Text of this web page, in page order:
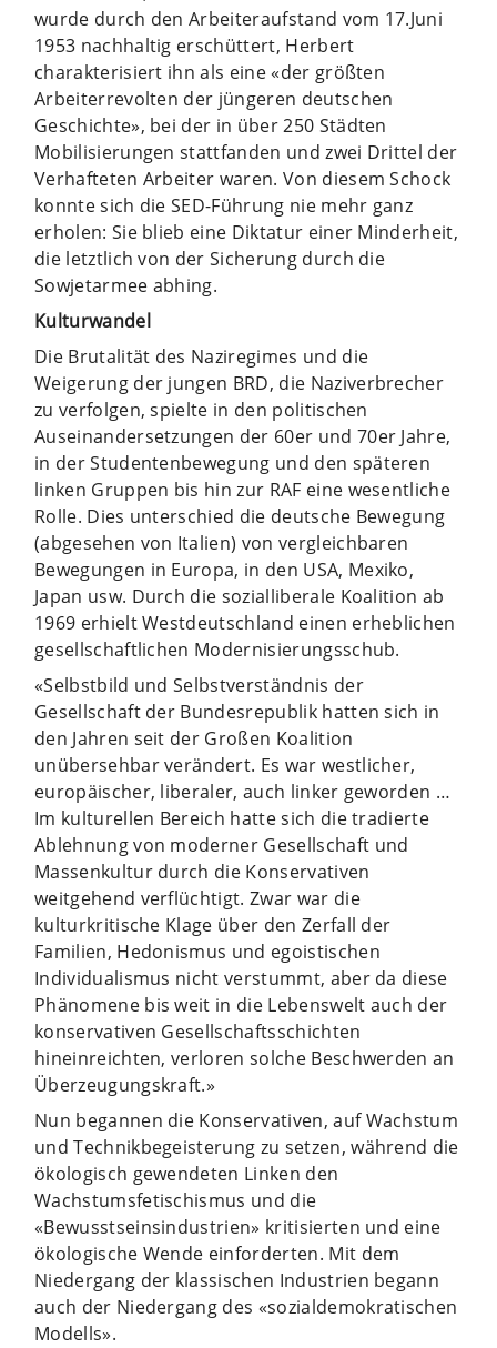
wurde durch den Arbeiteraufstand vom 17.Juni
1953 nachhaltig erschüttert, Herbert
charakterisiert ihn als eine «der größten
Arbeiterrevolten der jüngeren deutschen
Geschichte», bei der in über 250 Städten
Mobilisierungen stattfanden und zwei Drittel der
Verhafteten Arbeiter waren. Von diesem Schock
konnte sich die SED-Führung nie mehr ganz
erholen: Sie blieb eine Diktatur einer Minderheit,
die letztlich von der Sicherung durch die
Sowjetarmee abhing.
Kulturwandel
Die Brutalität des Naziregimes und die
Weigerung der jungen BRD, die Naziverbrecher
zu verfolgen, spielte in den politischen
Auseinandersetzungen der 60er und 70er Jahre,
in der Studentenbewegung und den späteren
linken Gruppen bis hin zur RAF eine wesentliche
Rolle. Dies unterschied die deutsche Bewegung
(abgesehen von Italien) von vergleichbaren
Bewegungen in Europa, in den USA, Mexiko,
Japan usw. Durch die sozialliberale Koalition ab
1969 erhielt Westdeutschland einen erheblichen
gesellschaftlichen Modernisierungsschub.
«Selbstbild und Selbstverständnis der
Gesellschaft der Bundesrepublik hatten sich in
den Jahren seit der Großen Koalition
unübersehbar verändert. Es war westlicher,
europäischer, liberaler, auch linker geworden …
Im kulturellen Bereich hatte sich die tradierte
Ablehnung von moderner Gesellschaft und
Massenkultur durch die Konservativen
weitgehend verflüchtigt. Zwar war die
kulturkritische Klage über den Zerfall der
Familien, Hedonismus und egoistischen
Individualismus nicht verstummt, aber da diese
Phänomene bis weit in die Lebenswelt auch der
konservativen Gesellschaftsschichten
hineinreichten, verloren solche Beschwerden an
Überzeugungskraft.»
Nun begannen die Konservativen, auf Wachstum
und Technikbegeisterung zu setzen, während die
ökologisch gewendeten Linken den
Wachstumsfetischismus und die
«Bewusstseinsindustrien» kritisierten und eine
ökologische Wende einforderten. Mit dem
Niedergang der klassischen Industrien begann
auch der Niedergang des «sozialdemokratischen
Modells».